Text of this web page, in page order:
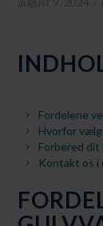
Fordelene
Hvorfor
Forbered dit
Kontakt os i